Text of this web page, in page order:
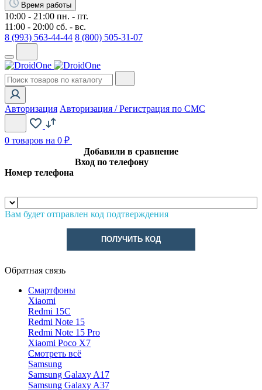
Время работы
10:00 - 21:00 пн. - пт.
11:00 - 20:00 сб. - вс.
8 (993) 563-44-44 8 (800) 505-31-07
Авторизация Авторизация / Регистрация по СМС
0 товаров на 0 ₽
Добавили в сравнение
Вход по телефону
Номер телефона
Вам будет отправлен код подтверждения
ПОЛУЧИТЬ КОД
Обратная связь
Смартфоны
Xiaomi
Redmi 15C
Redmi Note 15
Redmi Note 15 Pro
Xiaomi Poco X7
Смотреть всё
Samsung
Samsung Galaxy A17
Samsung Galaxy A37